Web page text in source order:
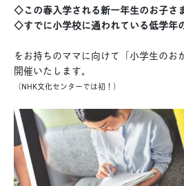
◇この春入学される新一年生のお子さ
◇すでに小学校に通われている低学年
をお持ちのママに向けて 「小学生の
開催いたします。
（NHK文化センターでは初！）